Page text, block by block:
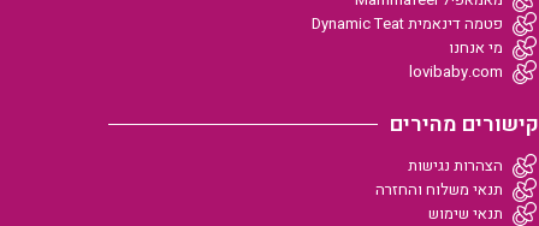
פטמה דינאמית Dynamic Teat
מי אנחנו
lovibaby.com
קישורים מהירים
הצהרות נגישות
תנאי משלוח והחזרה
תנאי שימוש